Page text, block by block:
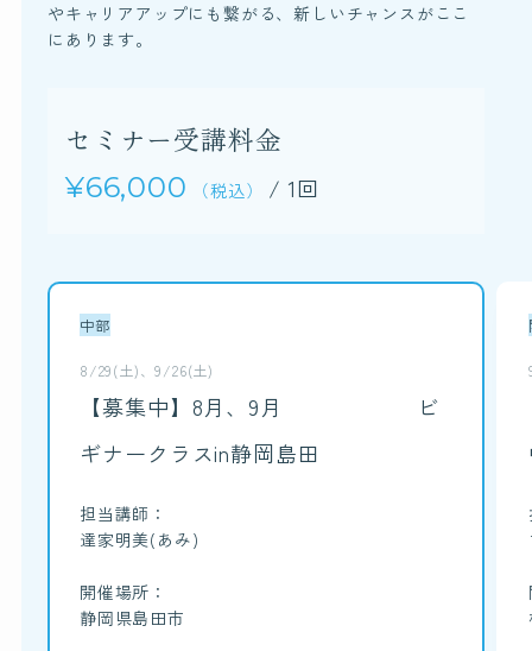
やキャリアアップにも繋がる、新しいチャンスがここ
にあります。
セミナー受講料金
¥66,000 （税込） / 1回
中部
8/29(土)、9/26(土)
【募集中】8月、9月 ビ
ギナークラスin静岡島田
担当講師：
達家明美(あみ)
開催場所：
静岡県島田市